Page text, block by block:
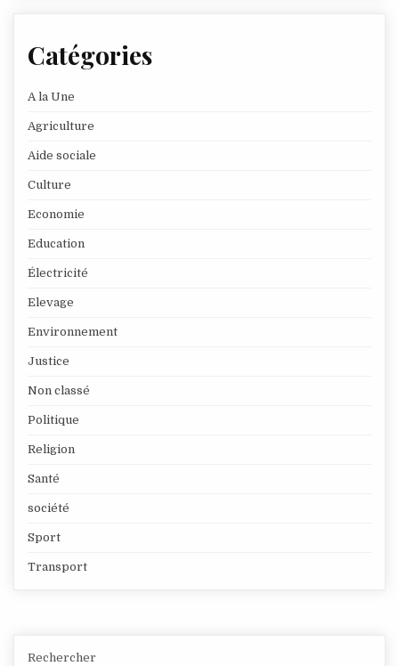
Catégories
A la Une
Agriculture
Aide sociale
Culture
Economie
Education
Électricité
Elevage
Environnement
Justice
Non classé
Politique
Religion
Santé
société
Sport
Transport
Rechercher